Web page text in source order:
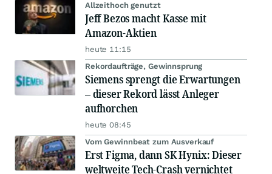
Allzeithoch genutzt
Jeff Bezos macht Kasse mit
Amazon-Aktien
heute 11:15
Rekordaufträge, Gewinnsprung
Siemens sprengt die Erwartungen
– dieser Rekord lässt Anleger
aufhorchen
heute 08:45
Vom Gewinnbeat zum Ausverkauf
Erst Figma, dann SK Hynix: Dieser
weltweite Tech-Crash vernichtet